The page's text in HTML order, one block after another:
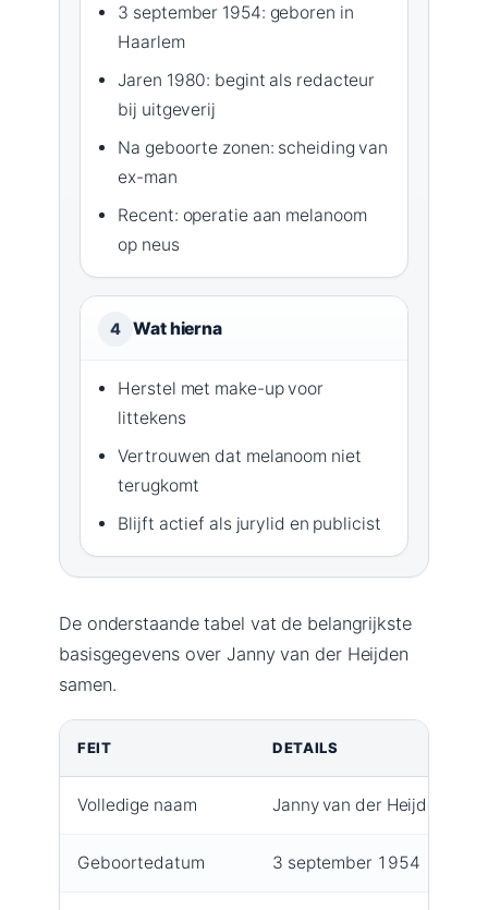
3 september 1954: geboren in
Haarlem
Jaren 1980: begint als redacteur
bij uitgeverij
Na geboorte zonen: scheiding van
ex-man
Recent: operatie aan melanoom
op neus
4 Wat hierna
Herstel met make-up voor
littekens
Vertrouwen dat melanoom niet
terugkomt
Blijft actief als jurylid en publicist
De onderstaande tabel vat de belangrijkste
basisgegevens over Janny van der Heijden
samen.
FEIT DETAILS
Volledige naam Janny van der Heijden
Geboortedatum 3 september 1954